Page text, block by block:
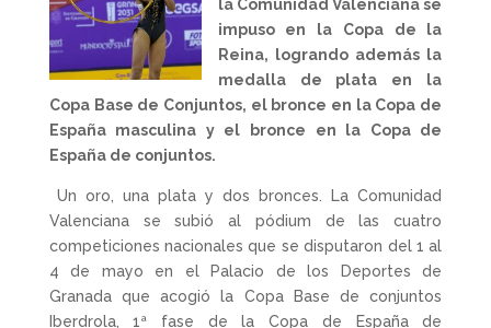
la Comunidad Valenciana se
impuso en la Copa de la
Reina, logrando además la
medalla de plata en la
Copa Base de Conjuntos, el bronce en la Copa de
España masculina y el bronce en la Copa de
España de conjuntos.
Un oro, una plata y dos bronces. La Comunidad
Valenciana se subió al pódium de las cuatro
competiciones nacionales que se disputaron del 1 al
4 de mayo en el Palacio de los Deportes de
Granada que acogió la Copa Base de conjuntos
Iberdrola, 1ª fase de la Copa de España de